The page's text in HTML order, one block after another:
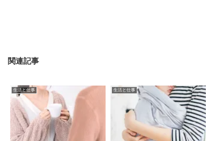
関連記事
生活と仕事 生活と仕事